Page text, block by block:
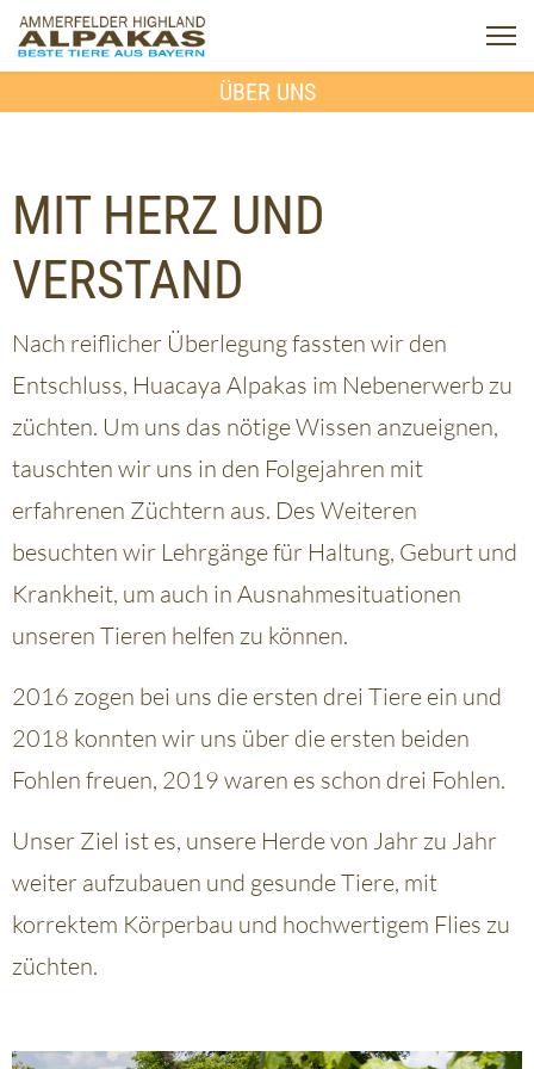
ÜBER UNS
MIT HERZ UND
VERSTAND
Nach reiflicher Überlegung fassten wir den
Entschluss, Huacaya Alpakas im Nebenerwerb zu
züchten. Um uns das nötige Wissen anzueignen,
tauschten wir uns in den Folgejahren mit
erfahrenen Züchtern aus. Des Weiteren
besuchten wir Lehrgänge für Haltung, Geburt und
Krankheit, um auch in Ausnahmesituationen
unseren Tieren helfen zu können.
2016 zogen bei uns die ersten drei Tiere ein und
2018 konnten wir uns über die ersten beiden
Fohlen freuen, 2019 waren es schon drei Fohlen.
Unser Ziel ist es, unsere Herde von Jahr zu Jahr
weiter aufzubauen und gesunde Tiere, mit
korrektem Körperbau und hochwertigem Flies zu
züchten.